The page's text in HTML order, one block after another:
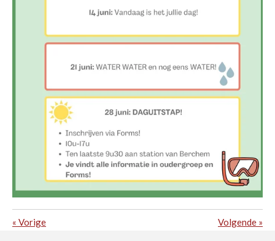
« Vorige Volgende »